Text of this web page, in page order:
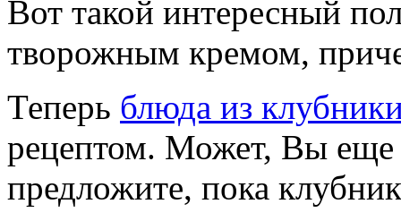
Вот такой интересный
творожным кремом,
Теперь блюда из
рецептом. Может, Вы еще
предложите, пока